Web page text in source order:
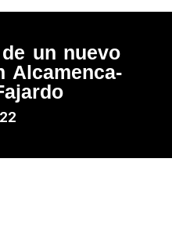
un nuevo
Alcamenca-